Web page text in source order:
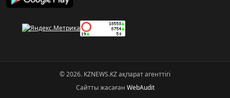
© 2026. KZNEWS.KZ ақпарат агенттігі
Сайтты жасаған WebAudit